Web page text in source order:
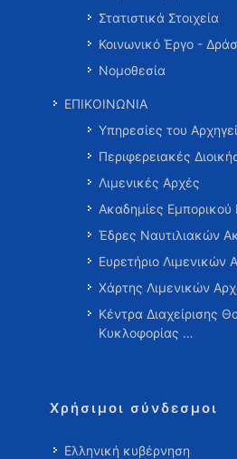
Στατιστικά Στοιχεία
Κοινωνικό Έργο -
Νομοθεσία
ΕΠΙΚΟΙΝΩΝΙΑ
Υπηρεσίες του
Περιφερειακές
Λιμενικές Αρχές
Ακαδημίες Εμπορικού
Έδρες Ναυτιλιακών
Ευρετήριο Λιμενικών
Χάρτης Λιμενικών
Κέντρα Διαχείρισης
Κυκλοφορίας …
Χρήσιμοι σύνδεσμοι
Ελληνική κυβέρνηση